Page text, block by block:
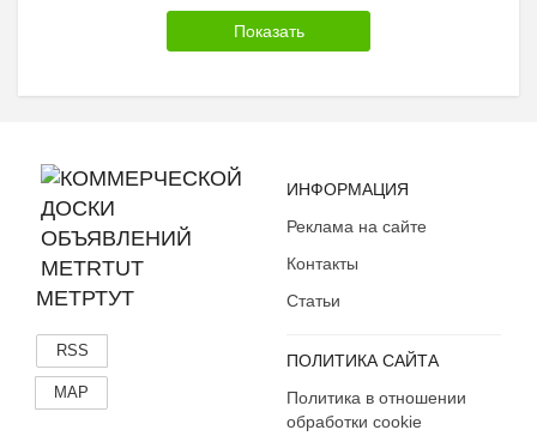
МЕТРТУТ
RSS
MAP
ИНФОРМАЦИЯ
Реклама на сайте
Контакты
Статьи
ПОЛИТИКА САЙТА
Политика в отношении
обработки cookie